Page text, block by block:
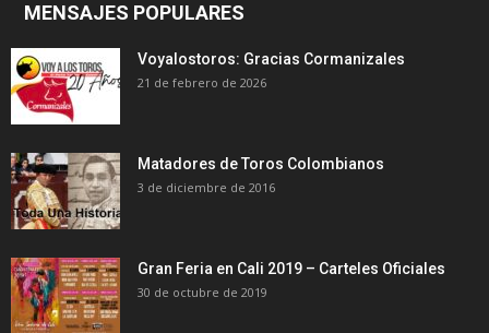
MENSAJES POPULARES
Voyalostoros: Gracias Cormanizales
21 de febrero de 2026
Matadores de Toros Colombianos
3 de diciembre de 2016
Gran Feria en Cali 2019 – Carteles Oficiales
30 de octubre de 2019